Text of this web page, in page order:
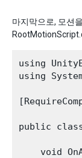
마지막으로, 모션
using
using
public
void